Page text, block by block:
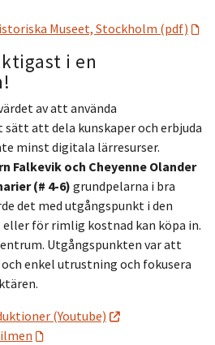
Museet, Stockholm (pdf)
i en
av att använda
att dela kunskaper och erbjuda
minst digitala lärresurser.
Falkevik och Cheyenne Olander
(# 4-6) grundpelarna i bra
det med utgångspunkt i den
för rimlig kostnad kan köpa in.
Utgångspunkten var att
enkel utrustning och fokusera
(Youtube)